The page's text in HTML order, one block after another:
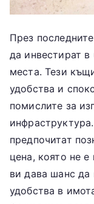
През
да инвестират
места. Тези
удобства и
помислите за
предпочитат
цена, която не е
ви дава шанс да
удобства в